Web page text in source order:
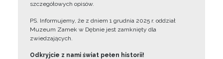
szczegółowych opisów.
PS. Informujemy, że z dniem 1 grudnia 2025 r. oddział
Muzeum Zamek w Dębnie jest zamknięty dla
zwiedzających.
Odkryjcie z nami świat pełen historii!